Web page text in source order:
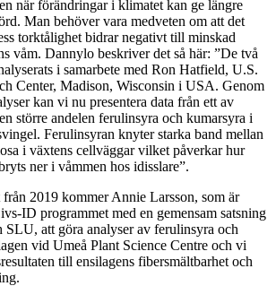
när förändringar i klimatet kan ge längre
Man behöver vara medveten om att det
torktålighet bidrar negativt till minskad
våm. Dannylo beskriver det så här: ”De två
i samarbete med Ron Hatfield, U.S.
Center, Madison, Wisconsin i USA. Genom
kan vi nu presentera data från ett av
större andelen ferulinsyra och kumarsyra i
Ferulinsyran knyter starka band mellan
i växtens cellväggar vilket påverkar hur
ner i våmmen hos idisslare”.
från 2019 kommer Annie Larsson, som är
ID programmet med en gemensam satsning
SLU, att göra analyser av ferulinsyra och
vid Umeå Plant Science Centre och vi
till ensilagens fibersmältbarhet och